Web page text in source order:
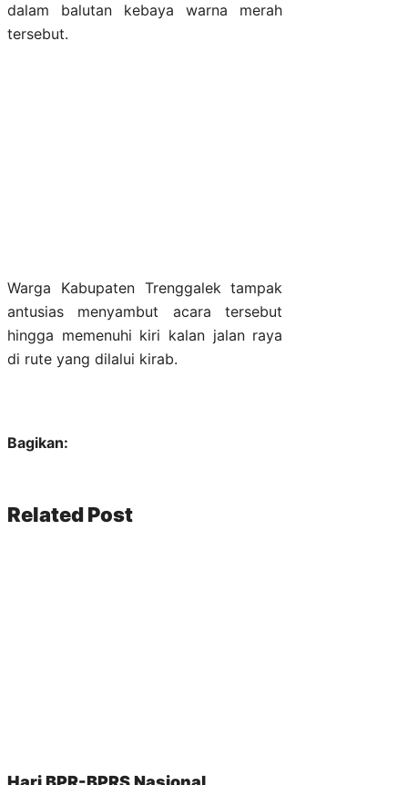
dalam balutan kebaya warna merah
tersebut.
Warga Kabupaten Trenggalek tampak
antusias menyambut acara tersebut
hingga memenuhi kiri kalan jalan raya
di rute yang dilalui kirab.
Bagikan:
Related Post